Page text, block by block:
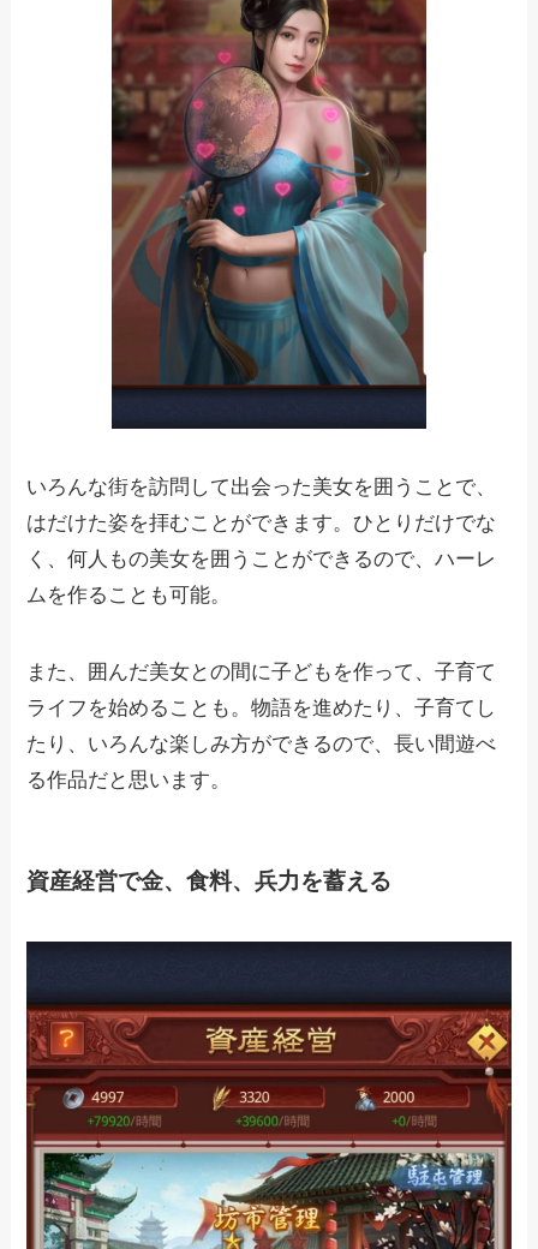
いろんな街を訪問して出会った美女を囲うことで、
はだけた姿を拝むことができます。ひとりだけでな
く、何人もの美女を囲うことができるので、ハーレ
ムを作ることも可能。
また、囲んだ美女との間に子どもを作って、子育て
ライフを始めることも。物語を進めたり、子育てし
たり、いろんな楽しみ方ができるので、長い間遊べ
る作品だと思います。
資産経営で金、食料、兵力を蓄える